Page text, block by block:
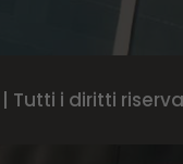
Tutti i diritti